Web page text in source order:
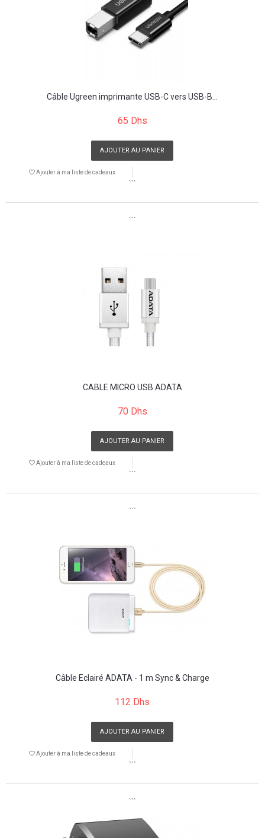
Câble Ugreen imprimante USB-C vers USB-B...
65 Dhs
AJOUTER AU PANIER
Ajouter à ma liste de cadeaux
```
```
CABLE MICRO USB ADATA
70 Dhs
AJOUTER AU PANIER
Ajouter à ma liste de cadeaux
```
```
Câble Éclairé ADATA - 1 m Sync & Charge
112 Dhs
AJOUTER AU PANIER
Ajouter à ma liste de cadeaux
```
```